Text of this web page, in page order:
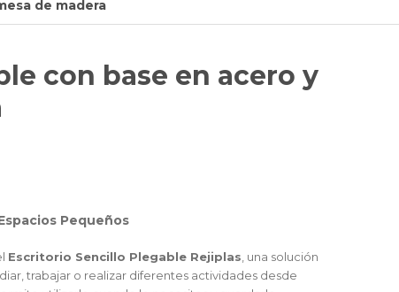
de madera
con base en acero y
Pequeños
Escritorio Sencillo Plegable Rejiplas , una solución
trabajar o realizar diferentes actividades desde